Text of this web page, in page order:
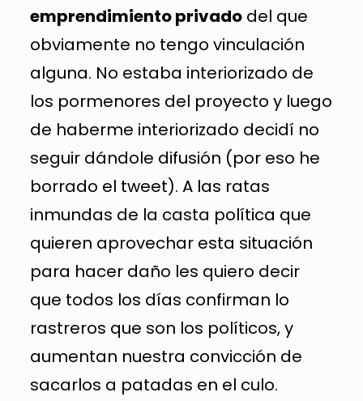
emprendimiento privadodel que
obviamente no tengo vinculación
alguna. No estaba interiorizado de
los pormenores del proyecto y luego
de haberme interiorizado decidí no
seguir dándole difusión (por eso he
borrado el tweet). A las ratas
inmundas de la casta política que
quieren aprovechar esta situación
para hacer daño les quiero decir
que todos los días confirman lo
rastreros que son los políticos, y
aumentan nuestra convicción de
sacarlos a patadas en el culo.